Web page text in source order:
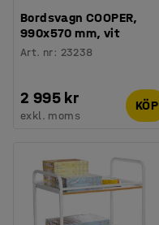
Bordsvagn COOPER,
990x570 mm, vit
Art. nr: 23238
2 995 kr
exkl. moms
KÖP